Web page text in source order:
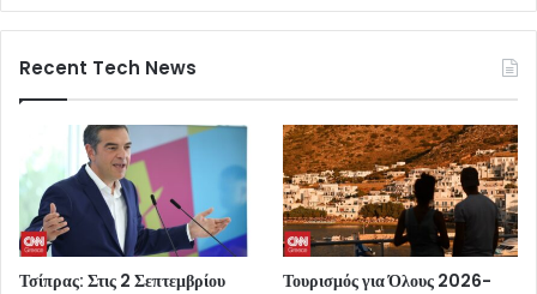
Recent Tech News
Τσίπρας: Στις 2 Σεπτεμβρίου
Τουρισμός για Όλους 2026-